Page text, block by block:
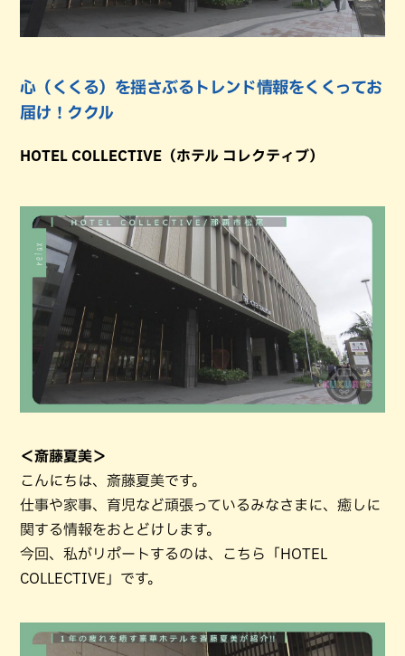
心（くくる）を揺さぶるトレンド情報をくくってお
届け！ククル
HOTEL COLLECTIVE（ホテル コレクティブ）
＜斎藤夏美＞
こんにちは、斎藤夏美です。
仕事や家事、育児など頑張っているみなさまに、癒しに
関する情報をおとどけします。
今回、私がリポートするのは、こちら「HOTEL
COLLECTIVE」です。